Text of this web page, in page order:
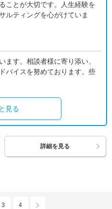
ことが大切です。人生経験を
ルティングを心がけていま
ます。相談者様に寄り添い、
バイスを努めております。些
見る
詳細を見る
3 4